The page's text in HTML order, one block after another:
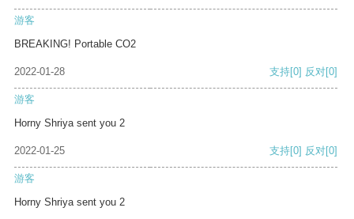
游客
BREAKING! Portable CO2
2022-01-28 支持[0] 反对[0]
游客
Horny Shriya sent you 2
2022-01-25 支持[0] 反对[0]
游客
Horny Shriya sent you 2